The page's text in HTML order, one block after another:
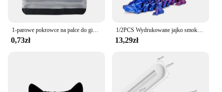
1-parowe pokrowce na palce do gier z ekranem dotykowym i odpornymi na pot Rękawy na palce do gier z włókna nylonowego Cienkie rękawy na palce do rozrywki
0,73zł
1/2PCS Wydrukowane jajko smoka z smokiem Pełna przegubowa model smoka Ruchoma obrotowa przegubowa ozdoba na biurko Zabawka dla dzieci
13,29zł